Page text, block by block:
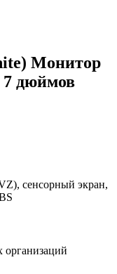
Монитор
7 дюймов
сенсорный экран,
организаций